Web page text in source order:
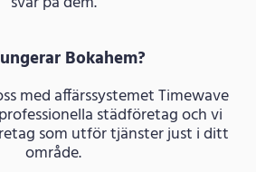
Bokahem?
med affärssystemet Timewave
städföretag och vi
som utför tjänster just i ditt
område.